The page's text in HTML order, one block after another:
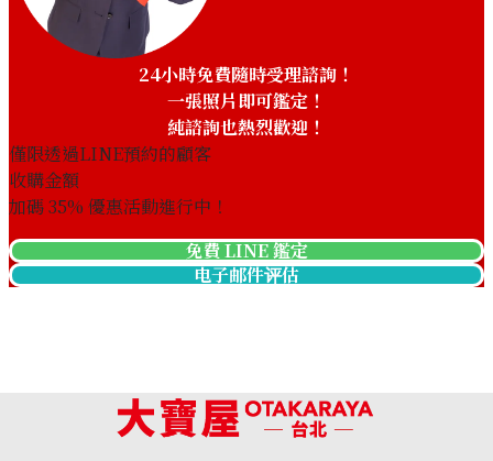
24小時免費隨時受理諮詢！
一張照片即可鑑定！
純諮詢也熱烈歡迎！
僅限透過LINE預約的顧客
收購金額
加碼35% 優惠活動進行中！
免費 LINE 鑑定
电子邮件评估